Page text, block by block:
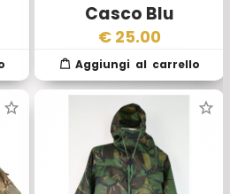
Casco Blu
Antisommossa
Polizia Inglese
€ 25.00